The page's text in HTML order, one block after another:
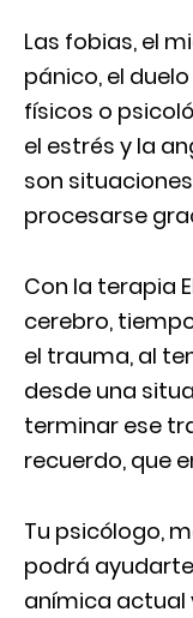
Las fobias, el
pánico, el
físicos o
el estrés y la
son
procesarse
Con la terapia
cerebro,
el trauma, al
desde una
terminar ese
recuerdo, que
Tu psicólogo,
podrá
anímica